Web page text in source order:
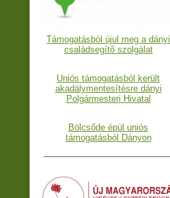
Támogatásból újul meg a dányi
családsegítő szolgálat
Uniós támogatásból került
akadálymentesítésre dányi
Polgármesteri Hivatal
Bölcsőde épül uniós
támogatásból Dányon